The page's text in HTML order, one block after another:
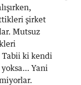
şirket
Mutsuz
Tabii ki kendi
yoksa… Yani